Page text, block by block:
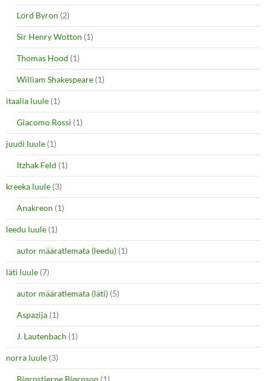
Lord Byron (2)
Sir Henry Wotton (1)
Thomas Hood (1)
William Shakespeare (1)
itaalia luule (1)
Giacomo Rossi (1)
juudi luule (1)
Itzhak Feld (1)
kreeka luule (3)
Anakreon (1)
leedu luule (1)
autor määratlemata (leedu) (1)
läti luule (7)
autor määratlemata (läti) (5)
Aspazija (1)
J. Lautenbach (1)
norra luule (3)
Bjørnstjerne Bjørnson (1)